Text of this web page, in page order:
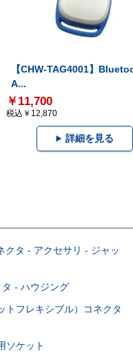
【CHW-TAG4001】
A...
￥11,700
税込￥12,870
詳細を見る
クタ - アクセサリ - ジャッ
- ハウジング
トフレキシブル）コネクタ
ソケット